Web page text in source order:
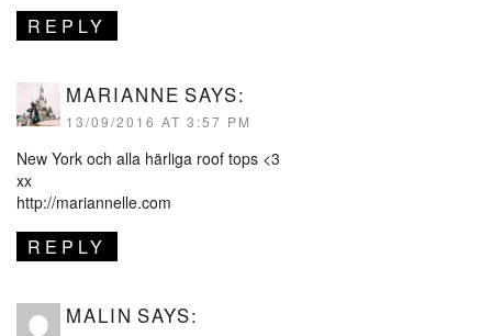
REPLY
MARIANNE SAYS:
13/09/2016 AT 3:57 PM
New York och alla härliga roof tops <3
xx
http://mariannelle.com
REPLY
MALIN SAYS: